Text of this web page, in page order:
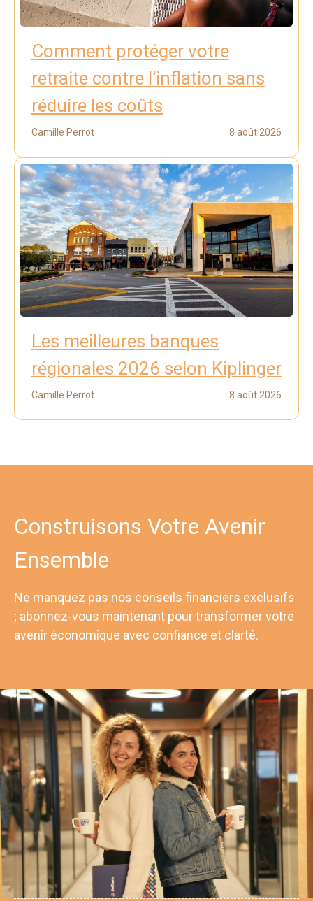
Comment protéger votre
retraite contre l’inflation sans
réduire les coûts
Camille Perrot 8 août 2026
Les meilleures banques
régionales 2026 selon Kiplinger
Camille Perrot 8 août 2026
Construisons Votre Avenir
Ensemble
Ne manquez pas nos conseils financiers exclusifs
; abonnez-vous maintenant pour transformer votre
avenir économique avec confiance et clarté.